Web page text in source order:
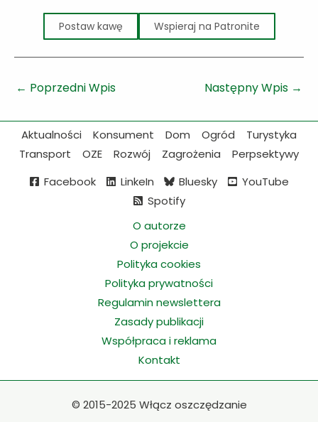
Postaw kawę Wspieraj na Patronite
← Poprzedni Wpis Następny Wpis →
Aktualności Konsument Dom Ogród
Turystyka
Transport
OZE Rozwój Zagrożenia
Perpsektywy
Facebook
LinkeIn Bluesky
YouTube
Spotify
O autorze
O projekcie
Polityka cookies
Polityka prywatności
Regulamin newslettera
Zasady publikacji
Współpraca i reklama
Kontakt
© 2015-2025 Włącz oszczędzanie